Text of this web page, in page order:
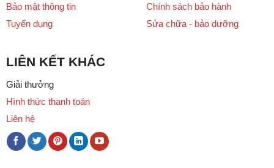
Bảo mật thông tin
Tuyển dụng
Chính sách bảo hành
Sửa chữa - bảo dưỡng
LIÊN KẾT KHÁC
Giải thưởng
Hình thức thanh toán
Liên hệ